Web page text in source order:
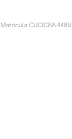
Matrícula: CUCICBA